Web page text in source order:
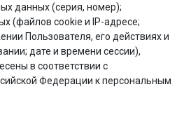
данных (серия, номер);
(файлов cookie и IP-адресе;
Пользователя, его действиях и
дате и времени сессии),
в соответствии с
Федерации к персональным